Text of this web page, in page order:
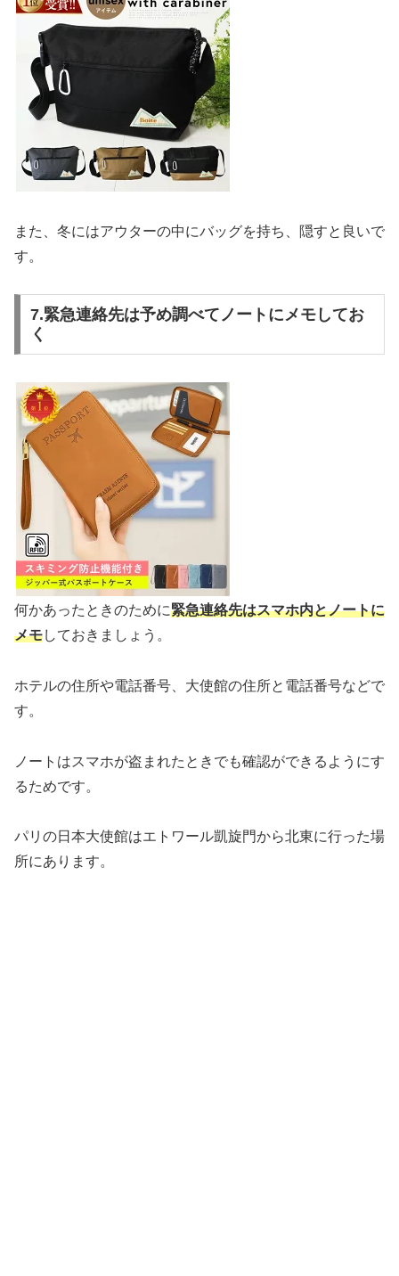
また、冬にはアウターの中にバッグを持ち、隠すと良いで
す。
7.緊急連絡先は予め調べてノートにメモしてお
く
何かあったときのために緊急連絡先はスマホ内とノートに
メモしておきましょう。
ホテルの住所や電話番号、大使館の住所と電話番号などで
す。
ノートはスマホが盗まれたときでも確認ができるようにす
るためです。
パリの日本大使館はエトワール凱旋門から北東に行った場
所にあります。